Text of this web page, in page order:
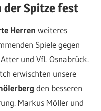
der Spitze fest
Herren weiteres
Spiele gegen
und VfL Osnabrück.
erwischten unsere
den besseren
Markus Möller und